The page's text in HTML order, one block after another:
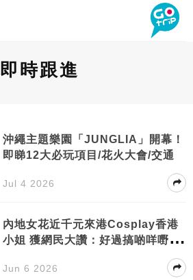
即時跟進
沖繩主題樂園「JUNGLIA」開幕！
即睇12大必玩項目/花火大會/交通
Jul 4 2026
內地女花近千元來港Cosplay香港
小姐 獲網民大讚：好過搞啲咩嘢繽
Jun 6 2026